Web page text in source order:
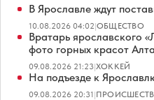
В Ярославле ждут
10.08.2026 04:02|ОБЩЕСТВО
Вратарь ярославского
фото горных красот
09.08.2026 21:23|ХОККЕЙ
На подъезде к
09.08.2026 20:31|